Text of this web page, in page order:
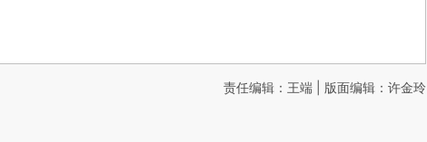
责任编辑：王端 | 版面编辑：许金玲